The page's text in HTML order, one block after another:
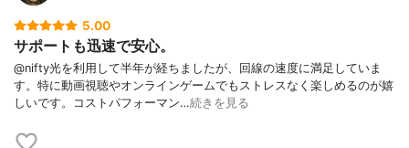
5.00
サポートも迅速で安心。
@nifty光を利用して半年が経ちましたが、回線の速度に満足していま
す。特に動画視聴やオンラインゲームでもストレスなく楽しめるのが嬉
しいです。コストパフォーマン…続きを見る